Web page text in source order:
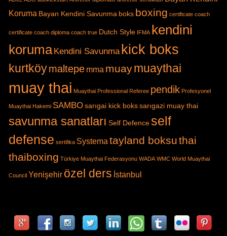
Koruma Bayan Kendini Savunma boks boxing certificate coach
certificate coach diploma coach true Dutch Style IFMA kendini
korumaKendini Savunma kick boks
kurtköymaltepe mma muaymuaythai
muay thai Muaythai Professional Referee pendik Profesyonel
Muaythai Hakemi SAMBO sarıgai kick boks sarıgazi muay thai
savunma sanatları Self Defence self
defense sertifika Systema tayland boksuthai
thaiboxing Türkiye Muaythai Federasyonu WADA WMC World Muaythai
Council Yenişehir özel ders İstanbul